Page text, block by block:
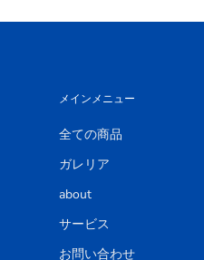
メインメニュー
全ての商品
ガレリア
about
サービス
お問い合わせ